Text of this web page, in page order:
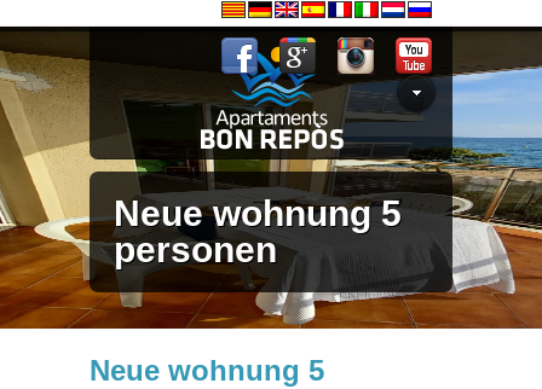
Neue wohnung 5
personen
Neue wohnung 5